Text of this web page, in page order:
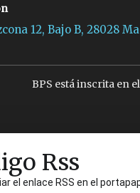
12, Bajo B, 28028
BPS está inscrita en
Rss
el enlace RSS en el